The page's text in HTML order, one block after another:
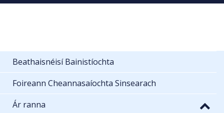
Beathaisnéisí Bainistíochta
Foireann Cheannasaíochta Sinsearach
Ár ranna